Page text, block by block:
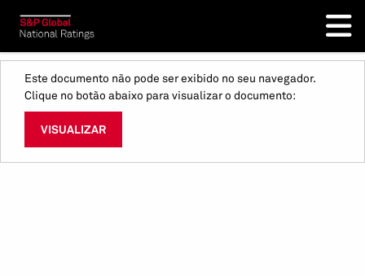
Este documento não pode ser exibido no seu navegador.
Clique no botão abaixo para visualizar o documento:
VISUALIZAR